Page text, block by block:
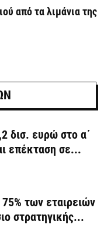
από τα λιμάνια της
δισ. ευρώ στο α΄
επέκταση σε...
των εταιρειών
στρατηγικής...